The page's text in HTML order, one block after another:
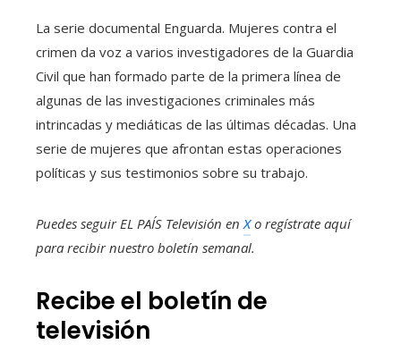
La serie documental Enguarda. Mujeres contra el
crimen da voz a varios investigadores de la Guardia
Civil que han formado parte de la primera línea de
algunas de las investigaciones criminales más
intrincadas y mediáticas de las últimas décadas. Una
serie de mujeres que afrontan estas operaciones
políticas y sus testimonios sobre su trabajo.
Puedes seguir EL PAÍS Televisión enXo regístrate aquí
para recibirnuestro boletín semanal.
Recibe el boletín de
televisión